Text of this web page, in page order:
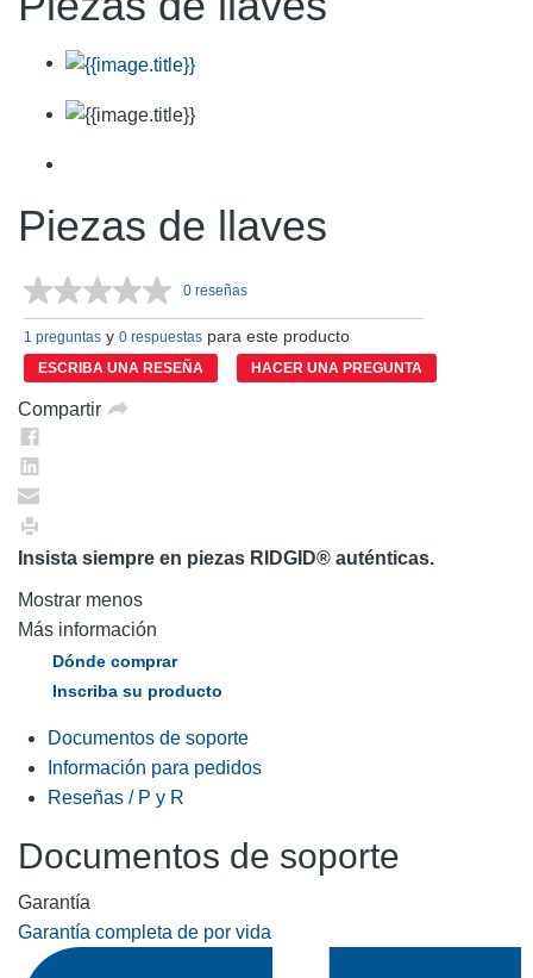
Piezas de llaves
Sin
puntuación.
Enlace
en
la
0 reseñas
1 preguntas y 0 respuestas para este producto
ESCRIBA UNA RESEÑA HACER UNA PREGUNTA
Compartir
Insista siempre en piezas RIDGID® auténticas.
Mostrar menos
Más información
Dónde comprar
Inscriba su producto
Documentos de soporte
Información para pedidos
Reseñas / P y R
Documentos de soporte
Garantía
Garantía completa de por vida